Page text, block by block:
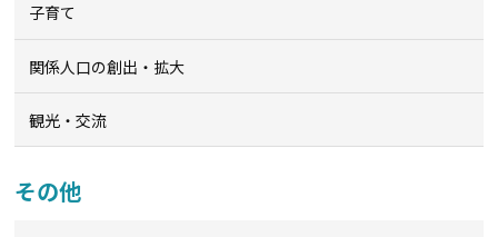
子育て
関係人口の創出・拡大
観光・交流
その他